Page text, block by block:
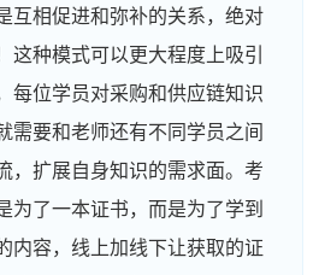
互相促进和弥补的关系，绝对
这种模式可以更大程度上吸引
每位学员对采购和供应链知识
需要和老师还有不同学员之间
，扩展自身知识的需求面。考
为了一本证书，而是为了学到
内容，线上加线下让获取的证